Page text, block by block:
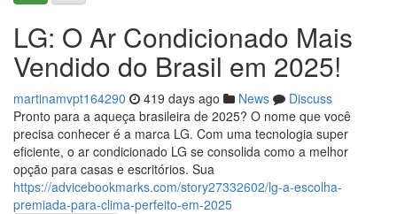
LG: O Ar Condicionado Mais
Vendido do Brasil em 2025!
martinamvpt164290 419 days ago News
Discuss
Pronto para a aqueça brasileira de 2025? O nome que você
precisa conhecer é a marca LG. Com uma tecnologia super
eficiente, o ar condicionado LG se consolida como a melhor
opção para casas e escritórios. Sua
https://advicebookmarks.com/story27332602/lg-a-escolha-
premiada-para-clima-perfeito-em-2025